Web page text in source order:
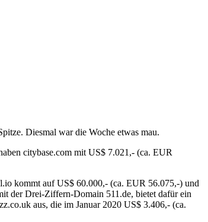
Diesmal war die Woche etwas mau.
citybase.com mit US$ 7.021,- (ca. EUR
kommt auf US$ 60.000,- (ca. EUR 56.075,-) und
der Drei-Ziffern-Domain 511.de, bietet dafür ein
aus, die im Januar 2020 US$ 3.406,- (ca.